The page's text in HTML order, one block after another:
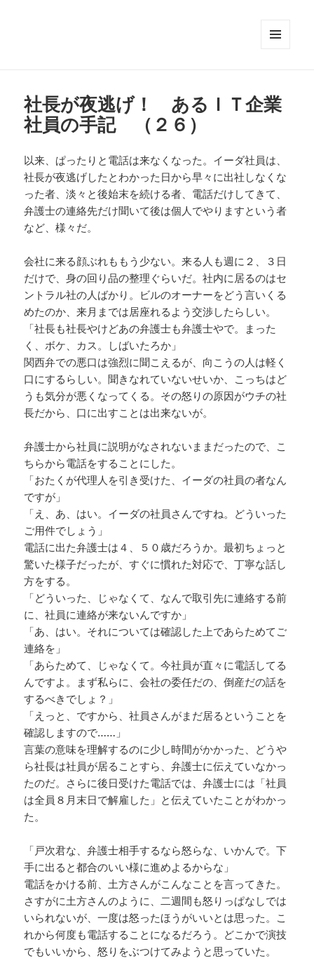
ット
社長が夜逃げ！ あるＩＴ企業
社員の手記 （２６）
以来、ぱったりと電話は来なくなった。イーダ社員は、
社長が夜逃げしたとわかった日から早々に出社しなくな
った者、淡々と後始末を続ける者、電話だけしてきて、
弁護士の連絡先だけ聞いて後は個人でやりますという者
など、様々だ。
会社に来る顔ぶれももう少ない。来る人も週に２、３日
だけで、身の回り品の整理ぐらいだ。社内に居るのはセ
ントラル社の人ばかり。ビルのオーナーをどう言いくる
めたのか、来月までは居座れるよう交渉したらしい。
「社長も社長やけどあの弁護士も弁護士やで。まった
く、ボケ、カス。しばいたろか」
関西弁での悪口は強烈に聞こえるが、向こうの人は軽く
口にするらしい。聞きなれていないせいか、こっちはど
うも気分が悪くなってくる。その怒りの原因がウチの社
長だから、口に出すことは出来ないが。
弁護士から社員に説明がなされないままだったので、こ
ちらから電話をすることにした。
「おたくが代理人を引き受けた、イーダの社員の者なん
ですが」
「え、あ、はい。イーダの社員さんですね。どういった
ご用件でしょう」
電話に出た弁護士は４、５０歳だろうか。最初ちょっと
驚いた様子だったが、すぐに慣れた対応で、丁寧な話し
方をする。
「どういった、じゃなくて、なんで取引先に連絡する前
に、社員に連絡が来ないんですか」
「あ、はい。それについては確認した上であらためてご
連絡を」
「あらためて、じゃなくて。今社員が直々に電話してる
んですよ。まず私らに、会社の委任だの、倒産だの話を
するべきでしょ？」
「えっと、ですから、社員さんがまだ居るということを
確認しますので……」
言葉の意味を理解するのに少し時間がかかった、どうや
ら社長は社員が居ることすら、弁護士に伝えていなかっ
たのだ。さらに後日受けた電話では、弁護士には「社員
は全員８月末日で解雇した」と伝えていたことがわかっ
た。
「戸次君な、弁護士相手するなら怒らな、いかんで。下
手に出ると都合のいい様に進めよるからな」
電話をかける前、土方さんがこんなことを言ってきた。
さすがに土方さんのように、二週間も怒りっぱなしでは
いられないが、一度は怒ったほうがいいとは思った。こ
れから何度も電話することになるだろう。どこかで演技
でもいいから、怒りをぶつけてみようと思っていた。